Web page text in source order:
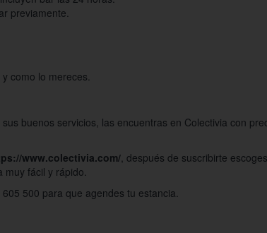
previamente.
como lo mereces.
buenos servicios, las encuentras en Colectivia con
www.colectivia.com/, después de suscribirte
muy fácil y rápido.
500 para que agendes tu estancia.